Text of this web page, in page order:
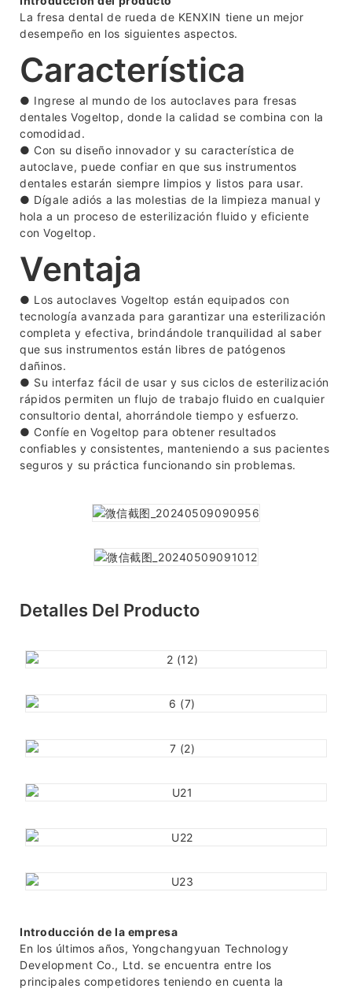
La fresa dental de rueda de KENXIN tiene un mejor
desempeño en los siguientes aspectos.
Característica
● Ingrese al mundo de los autoclaves para fresas
dentales Vogeltop, donde la calidad se combina con la
comodidad.
● Con su diseño innovador y su característica de
autoclave, puede confiar en que sus instrumentos
dentales estarán siempre limpios y listos para usar.
● Dígale adiós a las molestias de la limpieza manual y
hola a un proceso de esterilización fluido y eficiente
con Vogeltop.
Ventaja
● Los autoclaves Vogeltop están equipados con
tecnología avanzada para garantizar una esterilización
completa y efectiva, brindándole tranquilidad al saber
que sus instrumentos están libres de patógenos
dañinos.
● Su interfaz fácil de usar y sus ciclos de esterilización
rápidos permiten un flujo de trabajo fluido en cualquier
consultorio dental, ahorrándole tiempo y esfuerzo.
● Confíe en Vogeltop para obtener resultados
confiables y consistentes, manteniendo a sus pacientes
seguros y su práctica funcionando sin problemas.
Detalles Del Producto
Introducción de la empresa
En los últimos años, Yongchangyuan Technology
Development Co., Ltd. se encuentra entre los
principales competidores teniendo en cuenta la